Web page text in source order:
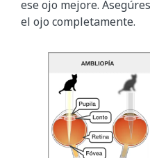
ese ojo mejore.
el ojo completamente.